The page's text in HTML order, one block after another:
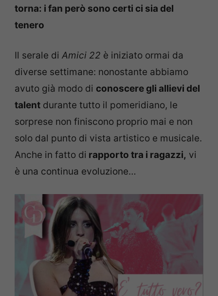
torna: i fan però sono certi ci sia del
tenero
Il serale di Amici 22 è iniziato ormai da
diverse settimane: nonostante abbiamo
avuto già modo di conoscere gli allievi del
talent durante tutto il pomeridiano, le
sorprese non finiscono proprio mai e non
solo dal punto di vista artistico e musicale.
Anche in fatto di rapporto tra i ragazzi, vi
è una continua evoluzione…